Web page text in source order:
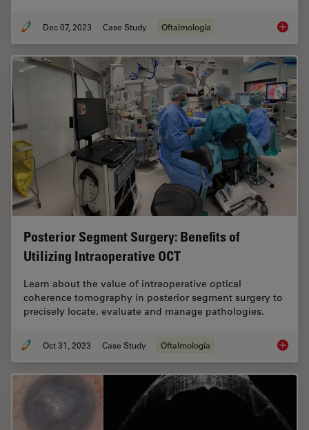
Dec 07, 2023 Case Study Oftalmología
Posterior Segment Surgery: Benefits of
Utilizing Intraoperative OCT
Learn about the value of intraoperative optical
coherence tomography in posterior segment surgery to
precisely locate, evaluate and manage pathologies.
Oct 31, 2023 Case Study Oftalmología